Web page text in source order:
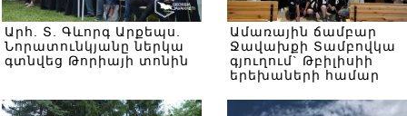
Արհ. Տ. Գևորգ Արքեպս.
Նորատունկյանը ներկա
գտնվեց Թորիայի տոնին
Ամառային ճամբար
Ջավախքի Տամբովկա
գյուղում` Թբիլիսիի
երեխաների համար